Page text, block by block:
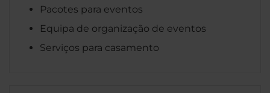
Pacotes para eventos
Equipa de organização de eventos
Serviços para casamento